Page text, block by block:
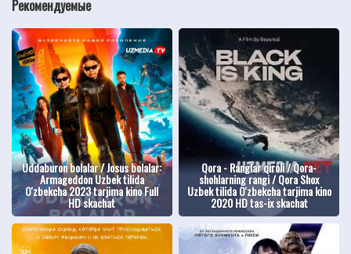
Рекомендуемые
Uddaburon bolalar / Josus bolalar:
Armageddon Uzbek tilida
O'zbekcha 2023 tarjima kino Full
HD skachat
Qora - Ranglar qiroli / Qora-
shohlarning rangi / Qora Shox
Uzbek tilida O'zbekcha tarjima kino
2020 HD tas-ix skachat